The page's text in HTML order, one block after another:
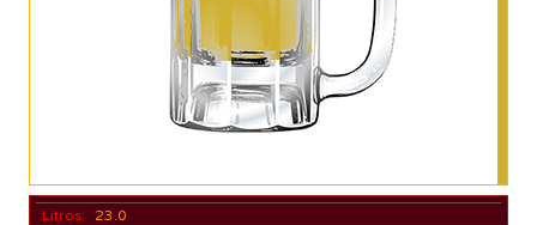
Litros:
23.0